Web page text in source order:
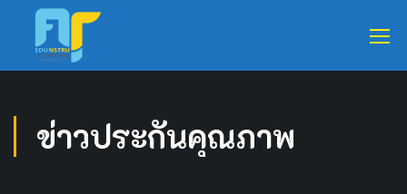
ข่าวประกันคุณภาพ